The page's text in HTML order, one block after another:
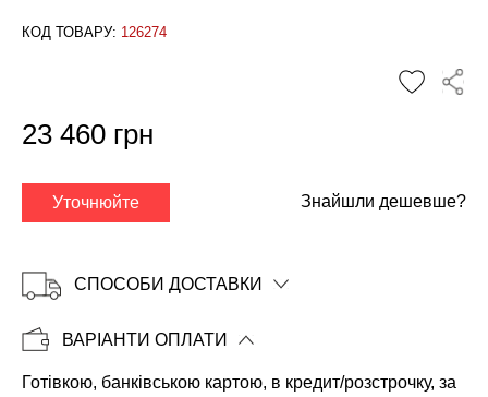
КОД ТОВАРУ: 126274
23 460 грн
Уточнюйте Знайшли дешевше?
СПОСОБИ ДОСТАВКИ
ВАРІАНТИ ОПЛАТИ
Готівкою, банківською картою, в кредит/розстрочку, за